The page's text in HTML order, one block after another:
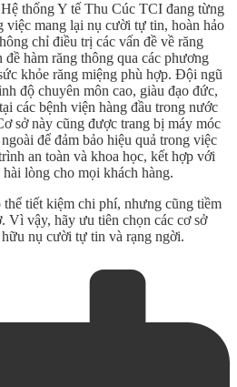
thống Y tế Thu Cúc TCI đang từng
việc mang lại nụ cười tự tin, hoàn hảo
chỉ điều trị các vấn đề về răng
hàm răng thông qua các phương
khỏe răng miệng phù hợp. Đội ngũ
độ chuyên môn cao, giàu đạo đức,
các bệnh viện hàng đầu trong nước
sở này cũng được trang bị máy móc
để đảm bảo hiệu quả trong việc
an toàn và khoa học, kết hợp với
lòng cho mọi khách hàng.
thể tiết kiệm chi phí, nhưng cũng tiềm
Vì vậy, hãy ưu tiên chọn các cơ sở
nụ cười tự tin và rạng ngời.